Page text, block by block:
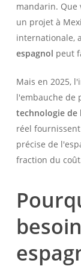
mandarin. Que
un projet à
internationale,
espagnol peut
Mais en 2025,
l'embauche de
technologie de
réel
précise de
fraction du